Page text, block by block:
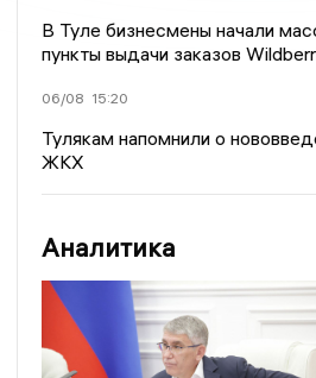
В Туле бизнесмены начали
пункты выдачи заказов
06/08 15:20
Тулякам напомнили о
ЖКХ
Аналитика